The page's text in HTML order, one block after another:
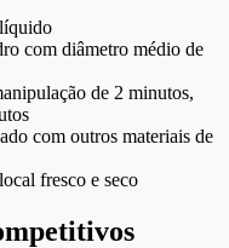
com diâmetro médio de
de 2 minutos,
com outros materiais de
fresco e seco